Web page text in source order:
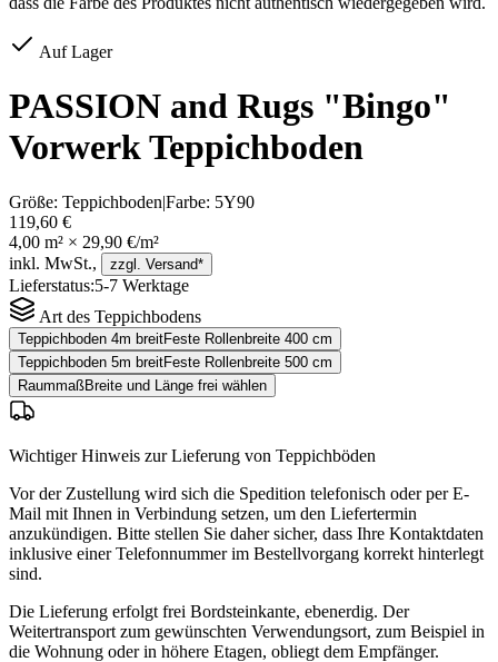
Auf Lager
PASSION and Rugs "Bingo"
Vorwerk Teppichboden
Größe: Teppichboden|Farbe: 5Y90
119,60 €
4,00 m² × 29,90 €/m²
inkl. MwSt.,
zzgl. Versand*
Lieferstatus:5-7 Werktage
Art des Teppichbodens
Teppichboden 4m breitFeste Rollenbreite 400 cm
Teppichboden 5m breitFeste Rollenbreite 500 cm
RaummaßBreite und Länge frei wählen
Wichtiger Hinweis zur Lieferung von Teppichböden
Vor der Zustellung wird sich die Spedition telefonisch oder per E-
Mail mit Ihnen in Verbindung setzen, um den Liefertermin
anzukündigen. Bitte stellen Sie daher sicher, dass Ihre Kontaktdaten
inklusive einer Telefonnummer im Bestellvorgang korrekt hinterlegt
sind.
Die Lieferung erfolgt frei Bordsteinkante, ebenerdig. Der
Weitertransport zum gewünschten Verwendungsort, zum Beispiel in
die Wohnung oder in höhere Etagen, obliegt dem Empfänger.